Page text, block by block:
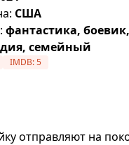
США
фантастика, боевик,
семейный
IMDB:5
отправляют на